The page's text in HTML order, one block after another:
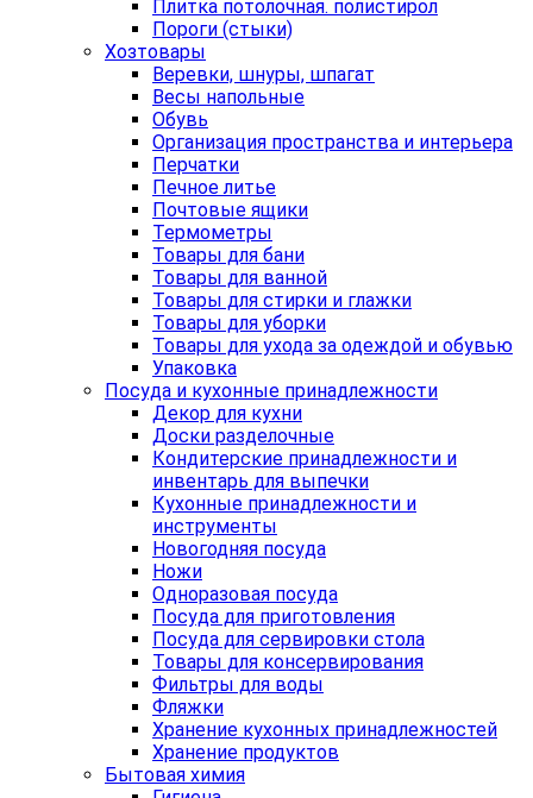
Плитка потолочная. полистирол
Пороги (стыки)
Хозтовары
Веревки, шнуры, шпагат
Весы напольные
Обувь
Организация пространства и интерьера
Перчатки
Печное литье
Почтовые ящики
Термометры
Товары для бани
Товары для ванной
Товары для стирки и глажки
Товары для уборки
Товары для ухода за одеждой и обувью
Упаковка
Посуда и кухонные принадлежности
Декор для кухни
Доски разделочные
Кондитерские принадлежности и
инвентарь для выпечки
Кухонные принадлежности и
инструменты
Новогодняя посуда
Ножи
Одноразовая посуда
Посуда для приготовления
Посуда для сервировки стола
Товары для консервирования
Фильтры для воды
Фляжки
Хранение кухонных принадлежностей
Хранение продуктов
Бытовая химия